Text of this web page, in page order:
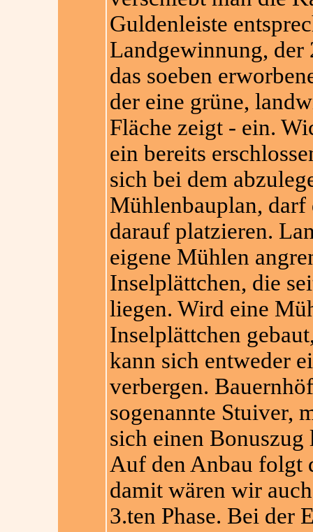
Guldenleiste
Landgewinnung, der
das soeben
der eine grüne,
Fläche zeigt - ein.
ein bereits
sich bei dem
Mühlenbauplan, darf
darauf platzieren.
eigene Mühlen
Inselplättchen, die
liegen. Wird eine
Inselplättchen
kann sich entweder
verbergen.
sogenannte Stuiver,
sich einen Bonuszug
Auf den Anbau folgt
damit wären wir
3.ten Phase. Bei der